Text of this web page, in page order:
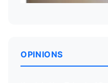
OPINIONS